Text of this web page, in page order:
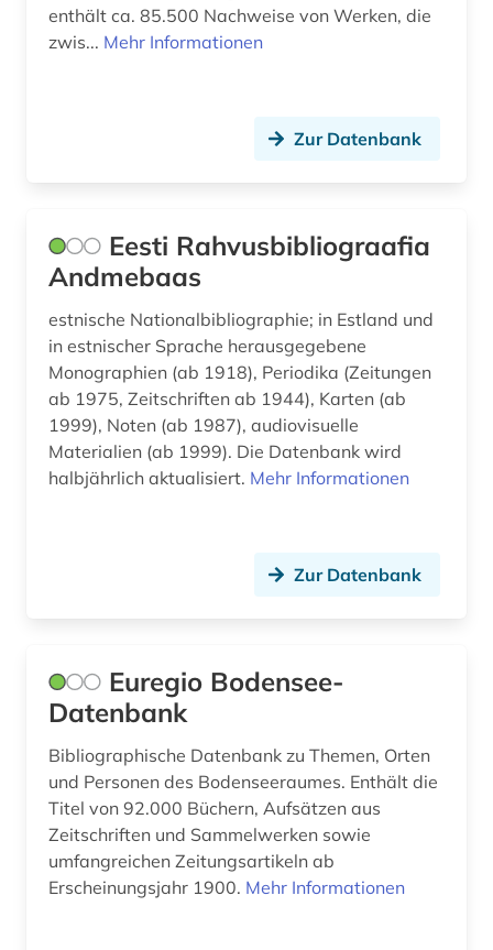
naturwissenschaftler (1)
niederdeutsch (1)
niederlande (7)
niederlandistik (2)
niedersachsen (1)
niederösterreich (2)
nordafrika (1)
norwegen (8)
oberösterreich (1)
online-katalog (1)
online-publikation (2)
enthält ca. 85.500 Nachweise von Werken, die
zwis... Mehr Informationen
Zur Datenbank
Eesti Rahvusbibliograafia
Andmebaas
estnische Nationalbibliographie; in Estland und
in estnischer Sprache herausgegebene
Monographien (ab 1918), Periodika (Zeitungen
ab 1975, Zeitschriften ab 1944), Karten (ab
1999), Noten (ab 1987), audiovisuelle
Materialien (ab 1999). Die Datenbank wird
halbjährlich aktualisiert. Mehr Informationen
Zur Datenbank
Euregio Bodensee-
Datenbank
Bibliographische Datenbank zu Themen, Orten
und Personen des Bodenseeraumes. Enthält die
Titel von 92.000 Büchern, Aufsätzen aus
Zeitschriften und Sammelwerken sowie
umfangreichen Zeitungsartikeln ab
Erscheinungsjahr 1900. Mehr Informationen